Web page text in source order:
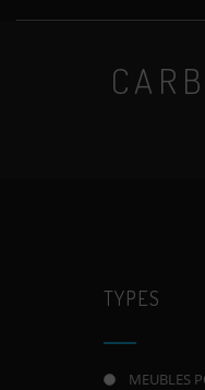
TYPES
MEUBLES